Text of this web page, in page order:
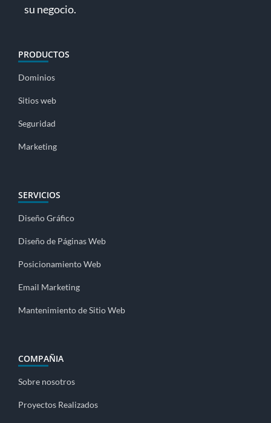
su negocio.
PRODUCTOS
Dominios
Sitios web
Seguridad
Marketing
SERVICIOS
Diseño Gráfico
Diseño de Páginas Web
Posicionamiento Web
Email Marketing
Mantenimiento de Sitio Web
COMPAÑIA
Sobre nosotros
Proyectos Realizados